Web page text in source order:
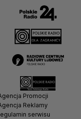
Promocji
Reklamy
serwisu